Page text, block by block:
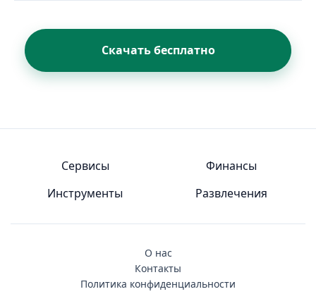
Скачать бесплатно
Сервисы
Финансы
Инструменты
Развлечения
О нас
Контакты
Политика конфиденциальности